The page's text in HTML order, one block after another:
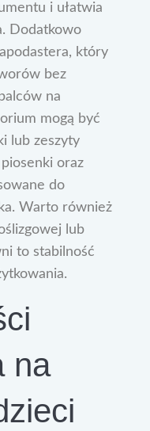
i ułatwia
Dodatkowo
który
bez
na
mogą być
lub zeszyty
oraz
do
Warto również
lub
to stabilność
na